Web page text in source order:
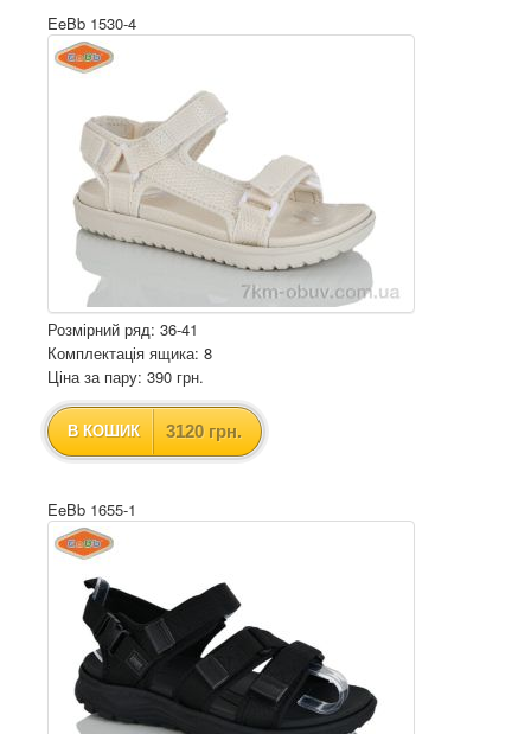
EeBb 1530-4
Розмірний ряд: 36-41
Комплектація ящика: 8
Ціна за пару: 390 грн.
В КОШИК 3120 грн.
EeBb 1655-1